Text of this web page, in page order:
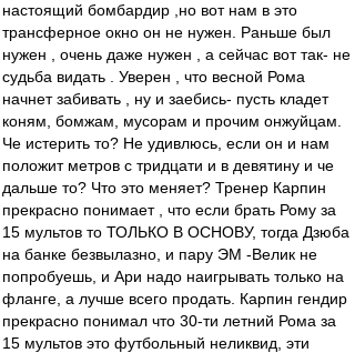
настоящий бомбардир ,но вот нам в это
трансферное окно он не нужен. Раньше был
нужен , очень даже нужен , а сейчас вот так- не
судьба видать . Уверен , что весной Рома
начнет забивать , ну и заебись- пусть кладет
коням, бомжам, мусорам и прочим онжуйцам.
Че истерить то? Не удивлюсь, если он и нам
положит метров с тридцати и в девятину и че
дальше то? Что это меняет? Тренер Карпин
прекрасно понимает , что если брать Рому за
15 мультов то ТОЛЬКО В ОСНОВУ, тогда Дзюба
на банке безвылазно, и пару ЭМ -Велик не
попробуешь, и Ари надо наигрывать только на
фланге, а лучше всего продать. Карпин гендир
прекрасно понимал что 30-ти летний Рома за
15 мультов это футбольный неликвид, эти